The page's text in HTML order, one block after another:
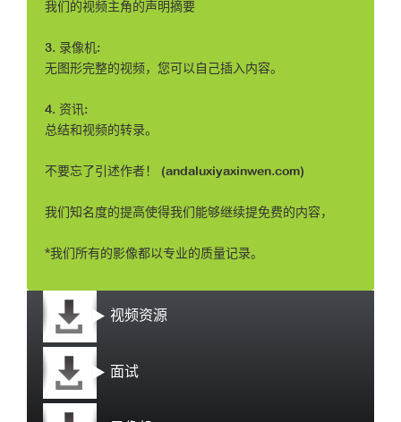
我们的视频主角的声明摘要
3. 录像机:
无图形完整的视频，您可以自己插入内容。
4. 资讯:
总结和视频的转录。
不要忘了引述作者！ (andaluxiyaxinwen.com)
我们知名度的提高使得我们能够继续提免费的内容，
*我们所有的影像都以专业的质量记录。
视频资源
面试